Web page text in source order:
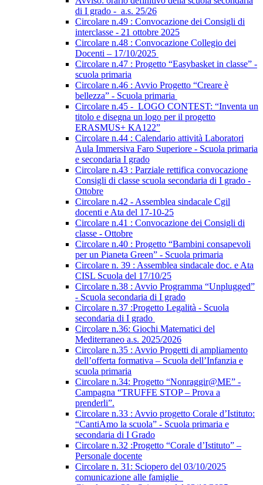
di I grado - a.s. 25/26
Circolare n.49 : Convocazione dei Consigli di
interclasse - 21 ottobre 2025
Circolare n.48 : Convocazione Collegio dei
Docenti – 17/10/2025
Circolare n.47 : Progetto “Easybasket in classe” -
scuola primaria
Circolare n.46 : Avvio Progetto “Creare è
bellezza” - Scuola primaria
Circolare n.45 - LOGO CONTEST: “Inventa un
titolo e disegna un logo per il progetto
ERASMUS+ KA122”
Circolare n.44 : Calendario attività Laboratori
Aula Immersiva Faro Superiore - Scuola primaria
e secondaria I grado
Circolare n.43 : Parziale rettifica convocazione
Consigli di classe scuola secondaria di I grado -
Ottobre
Circolare n.42 - Assemblea sindacale Cgil
docenti e Ata del 17-10-25
Circolare n.41 : Convocazione dei Consigli di
classe - Ottobre
Circolare n.40 : Progetto “Bambini consapevoli
per un Pianeta Green” - Scuola primaria
Circolare n. 39 : Assemblea sindacale doc. e Ata
CISL Scuola del 17/10/25
Circolare n.38 : Avvio Programma “Unplugged”
- Scuola secondaria di I grado
Circolare n.37 :Progetto Legalità - Scuola
secondaria di I grado
Circolare n.36: Giochi Matematici del
Mediterraneo a.s. 2025/2026
Circolare n.35 : Avvio Progetti di ampliamento
dell’offerta formativa – Scuola dell’Infanzia e
scuola primaria
Circolare n.34: Progetto “Nonraggir@ME” -
Campagna “TRUFFE STOP – Prova a
prenderli”.
Circolare n.33 : Avvio progetto Corale d’Istituto:
“CantiAmo la scuola” - Scuola primaria e
secondaria di I Grado
Circolare n.32 :Progetto “Corale d’Istituto” –
Personale docente
Circolare n. 31: Sciopero del 03/10/2025
comunicazione alle famiglie